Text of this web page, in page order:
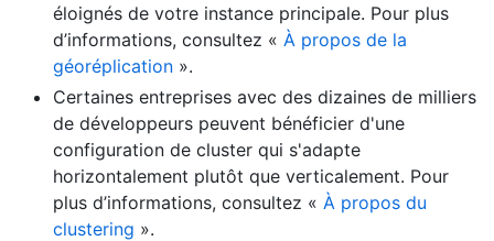
éloignés de votre instance principale. Pour plus
d’informations, consultez « À propos de la
géoréplication ».
Certaines entreprises avec des dizaines de milliers
de développeurs peuvent bénéficier d'une
configuration de cluster qui s'adapte
horizontalement plutôt que verticalement. Pour
plus d’informations, consultez « À propos du
clustering ».